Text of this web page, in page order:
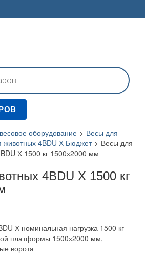
оборудование > Весы для
животных 4BDU Х Бюджет > Весы для
Х 1500 кг 1500х2000 мм
4BDU Х 1500 кг
Х номинальная нагрузка 1500 кг
платформы 1500х2000 мм,
ворота